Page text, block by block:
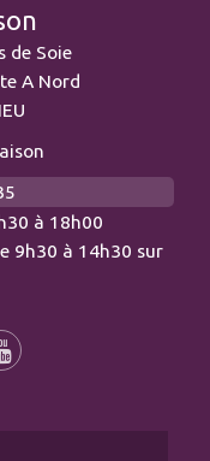
de Soie
A Nord
à 18h00
9h30 à 14h30 sur